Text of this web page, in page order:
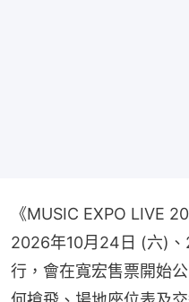
《MUSIC EXPO LIVE
2026年10月24日 (六)
行，會在寬宏售票開始